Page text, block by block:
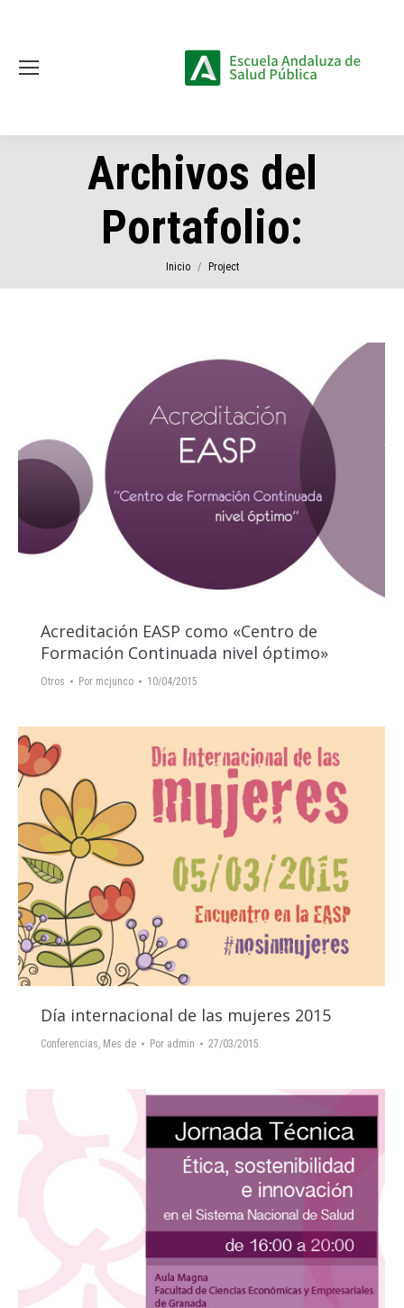
Archivos del
Portafolio:
Estás aquí:
Inicio Project
Acreditación EASP como «Centro de
Formación Continuada nivel óptimo»
Otros Por mcjunco 10/04/2015
Día internacional de las mujeres 2015
Conferencias, Mes de Por admin 27/03/2015